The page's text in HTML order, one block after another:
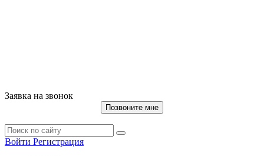
Заявка на звонок
Позвоните мне
Войти Регистрация